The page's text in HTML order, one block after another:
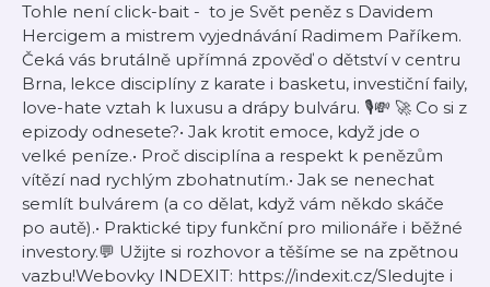
Tohle není click-bait - to je Svět peněz s Davidem
Hercigem a mistrem vyjednávání Radimem Paříkem.
Čeká vás brutálně upřímná zpověď o dětství v centru
Brna, lekce disciplíny z karate i basketu, investiční faily,
love-hate vztah k luxusu a drápy bulváru. 🎙️💸 🚀 Co si z
epizody odnesete?• Jak krotit emoce, když jde o
velké peníze.• Proč disciplína a respekt k penězům
vítězí nad rychlým zbohatnutím.• Jak se nenechat
semlít bulvárem (a co dělat, když vám někdo skáče
po autě).• Praktické tipy funkční pro milionáře i běžné
investory.💬 Užijte si rozhovor a těšíme se na zpětnou
vazbu!Webovky INDEXIT: https://indexit.cz/Sledujte i